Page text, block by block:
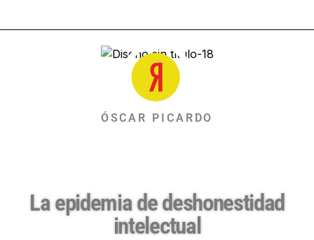
ÓSCAR PICARDO
La epidemia de deshonestidad
intelectual